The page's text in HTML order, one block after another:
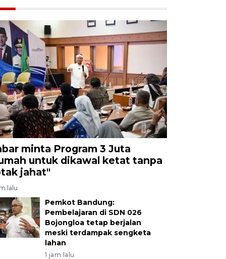
minta Program 3 Juta
untuk dikawal ketat tanpa
jahat"
lalu
Pemkot Bandung:
Pembelajaran di SDN 026
Bojongloa tetap berjalan
meski terdampak sengketa
lahan
1 jam lalu